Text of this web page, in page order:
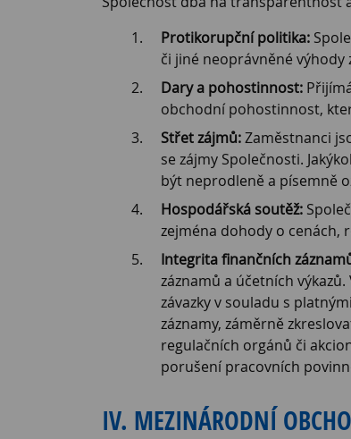
Protikorupční politika:
či jiné neoprávněné
Dary a pohostinnost:
obchodní pohostinnost,
Střet zájmů:Zaměstnanci
se zájmy Společnosti.
být neprodleně a písemně
Hospodářská soutěž:
zejména dohody o cenách,
Integrita finančních
záznamů a účetních
závazky v souladu s
záznamy, záměrně
regulačních orgánů či
porušení pracovních
IV. MEZINÁRODNÍ